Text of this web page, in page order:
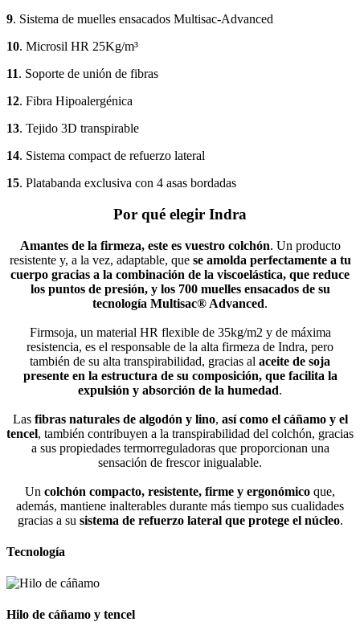
9. Sistema de muelles ensacados Multisac-Advanced
10. Microsil HR 25Kg/m³
11. Soporte de unión de fibras
12. Fibra Hipoalergénica
13. Tejido 3D transpirable
14. Sistema compact de refuerzo lateral
15. Platabanda exclusiva con 4 asas bordadas
Por qué elegir Indra
Amantes de la firmeza, este es vuestro colchón. Un producto
resistente y, a la vez, adaptable, que se amolda perfectamente a tu
cuerpo gracias a la combinación de la viscoelástica, que reduce
los puntos de presión, y los 700 muelles ensacados de su
tecnología Multisac® Advanced.
Firmsoja, un material HR flexible de 35kg/m2 y de máxima
resistencia, es el responsable de la alta firmeza de Indra, pero
también de su alta transpirabilidad, gracias al aceite de soja
presente en la estructura de su composición, que facilita la
expulsión y absorción de la humedad.
Las fibras naturales de algodón y lino, así como el cáñamo y el
tencel, también contribuyen a la transpirabilidad del colchón, gracias
a sus propiedades termorreguladoras que proporcionan una
sensación de frescor inigualable.
Un colchón compacto, resistente, firme y ergonómico que,
además, mantiene inalterables durante más tiempo sus cualidades
gracias a su sistema de refuerzo lateral que protege el núcleo.
Tecnología
Hilo de cáñamo y tencel